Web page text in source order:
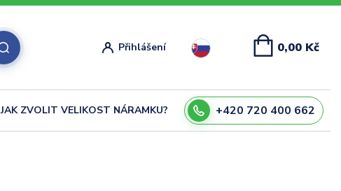
JAK ZVOLIT VELIKOST NÁRAMKU?
Přihlášení
+420 720 400 662
0,00 Kč